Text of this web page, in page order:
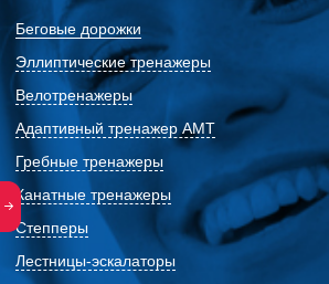
Беговые дорожки
Эллиптические тренажеры
Велотренажеры
Адаптивный тренажер АМТ
Гребные тренажеры
Канатные тренажеры
Степперы
Лестницы-эскалаторы